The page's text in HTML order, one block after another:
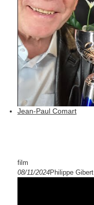
Jean-Paul Comart
film
08/11/2024Philippe Gibert